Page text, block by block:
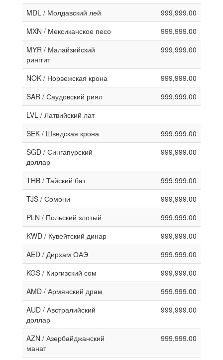
MDL / Молдавский лей
999,999.00
MXN / Мексиканское песо
999,999.00
MYR / Малайзийский
ринггит
999,999.00
NOK / Норвежская крона
999,999.00
SAR / Саудовский риял
999,999.00
LVL / Латвийский лат
SEK / Шведская крона
999,999.00
SGD / Сингапурский
доллар
999,999.00
THB / Тайский бат
999,999.00
TJS / Сомони
999,999.00
PLN / Польский злотый
999,999.00
KWD / Кувейтский динар
999,999.00
AED / Дирхам ОАЭ
999,999.00
KGS / Киргизский сом
999,999.00
AMD / Армянский драм
999,999.00
AUD / Австралийский
доллар
999,999.00
AZN / Азербайджанский
манат
999,999.00